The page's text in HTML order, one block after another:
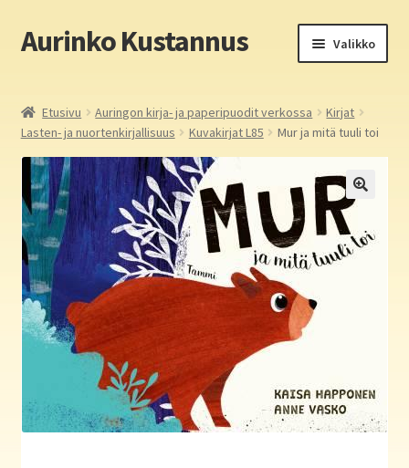
Siirry
navigointiin
Siirry
sisältöön
Aurinko Kustannus Valikko
Yritys
In English
Yhteystiedot
Aurinko Kustannus: kirjat
Auringon kirja- ja paperipuodit verkossa
valikko
Haluatko kirjailijaksi?
Etusivu Auringon kirja- ja paperipuodit verkossa
Kirjat
Lasten- ja nuortenkirjallisuus
Kuvakirjat L85 Mur ja mitä tuuli toi